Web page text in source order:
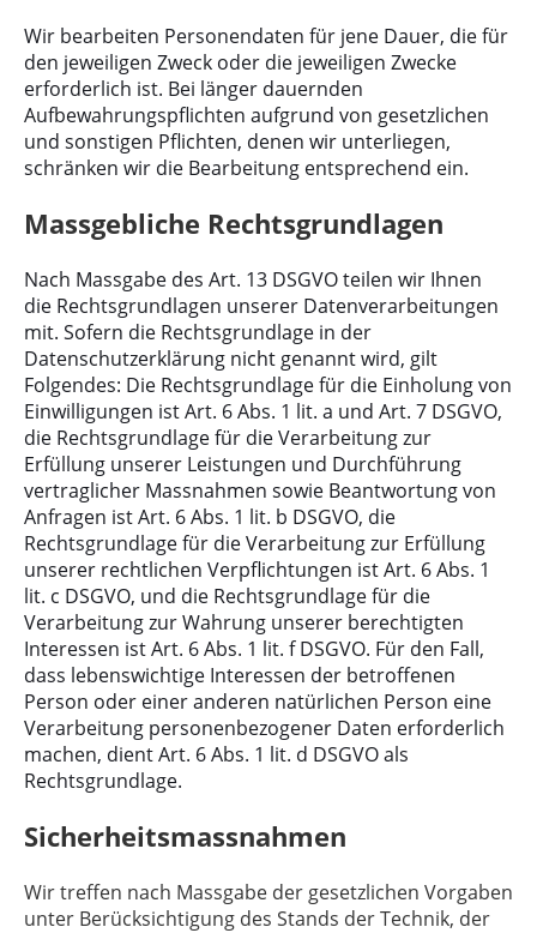
Wir bearbeiten Personendaten für jene Dauer, die für
den jeweiligen Zweck oder die jeweiligen Zwecke
erforderlich ist. Bei länger dauernden
Aufbewahrungspflichten aufgrund von gesetzlichen
und sonstigen Pflichten, denen wir unterliegen,
schränken wir die Bearbeitung entsprechend ein.
Massgebliche Rechtsgrundlagen
Nach Massgabe des Art. 13 DSGVO teilen wir Ihnen
die Rechtsgrundlagen unserer Datenverarbeitungen
mit. Sofern die Rechtsgrundlage in der
Datenschutzerklärung nicht genannt wird, gilt
Folgendes: Die Rechtsgrundlage für die Einholung von
Einwilligungen ist Art. 6 Abs. 1 lit. a und Art. 7 DSGVO,
die Rechtsgrundlage für die Verarbeitung zur
Erfüllung unserer Leistungen und Durchführung
vertraglicher Massnahmen sowie Beantwortung von
Anfragen ist Art. 6 Abs. 1 lit. b DSGVO, die
Rechtsgrundlage für die Verarbeitung zur Erfüllung
unserer rechtlichen Verpflichtungen ist Art. 6 Abs. 1
lit. c DSGVO, und die Rechtsgrundlage für die
Verarbeitung zur Wahrung unserer berechtigten
Interessen ist Art. 6 Abs. 1 lit. f DSGVO. Für den Fall,
dass lebenswichtige Interessen der betroffenen
Person oder einer anderen natürlichen Person eine
Verarbeitung personenbezogener Daten erforderlich
machen, dient Art. 6 Abs. 1 lit. d DSGVO als
Rechtsgrundlage.
Sicherheitsmassnahmen
Wir treffen nach Massgabe der gesetzlichen Vorgaben
unter Berücksichtigung des Stands der Technik, der